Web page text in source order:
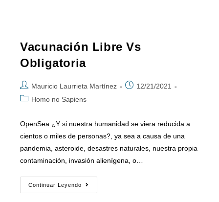
Vacunación Libre Vs
Obligatoria
Mauricio Laurrieta Martínez
12/21/2021
Homo no Sapiens
OpenSea ¿Y si nuestra humanidad se viera reducida a
cientos o miles de personas?, ya sea a causa de una
pandemia, asteroide, desastres naturales, nuestra propia
contaminación, invasión alienígena, o…
Continuar Leyendo